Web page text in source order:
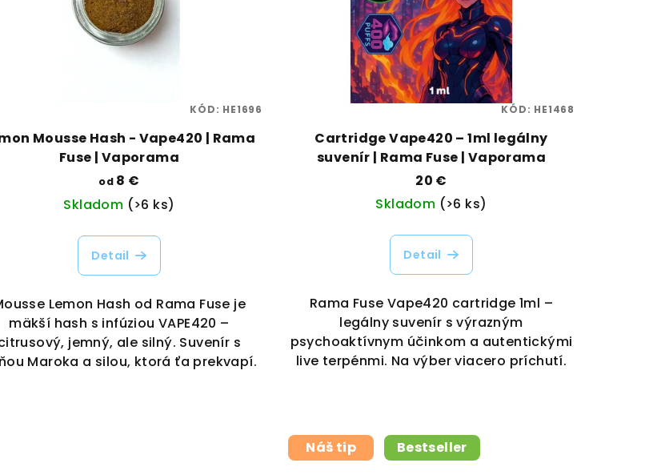
Mousse Hash - Vape420 | Rama
Fuse | Vaporama
od 8 €
Skladom (>6 ks)
Detail
Lemon Hash od Rama Fuse je
mäkší hash s infúziou VAPE420 –
jemný, ale silný. Suvenír s
Maroka a silou, ktorá ťa prekvapí.
KÓD: HE1696
Cartridge Vape420 – 1ml legálny
suvenír | Rama Fuse | Vaporama
20 €
Skladom (>6 ks)
Detail
Rama Fuse Vape420 cartridge 1ml –
legálny suvenír s výrazným
psychoaktívnym účinkom a autentickými
live terpénmi. Na výber viacero príchutí.
KÓD: HE1468
Náš tip Bestseller